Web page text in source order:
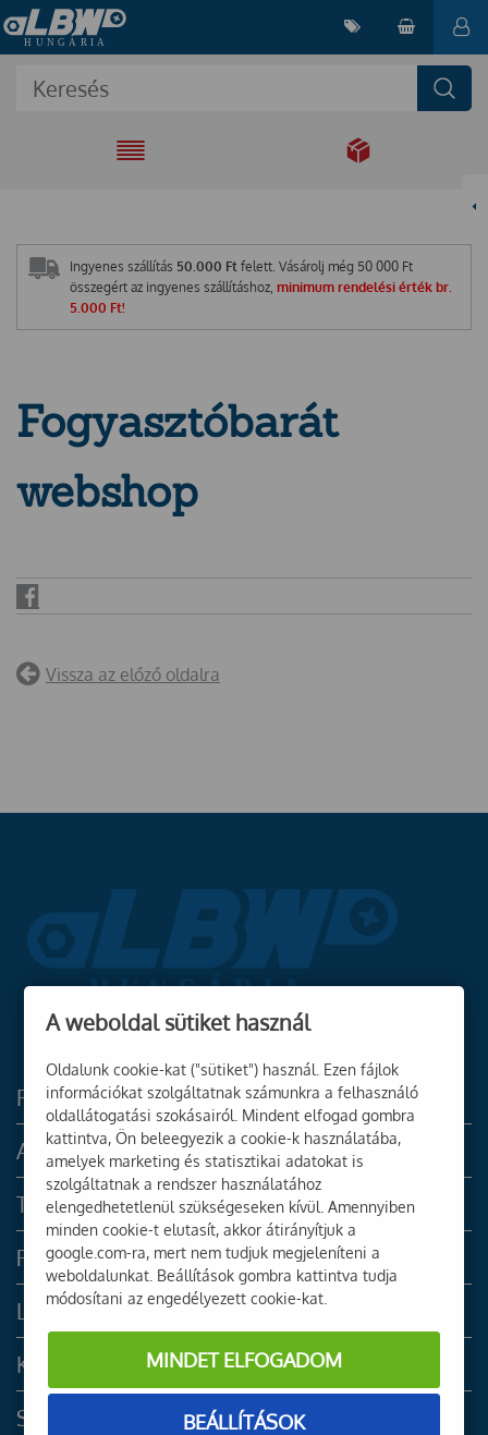
EGYÜTT A
Ingyenes szállítás 50.000 Ft felett. Vásárolj még 50 000 Ft
összegért az ingyenes szállításhoz, minimum rendelési érték br.
5.000 Ft!
Fogyasztóbarát
webshop
Vissza az előző oldalra
Főoldal
Akciók
Termékek
Rólunk
LBW Grafika
Katalógusok
Szolgáltatások
A weboldal sütiket használ
Oldalunk cookie-kat ("sütiket") használ. Ezen fájlok
információkat szolgáltatnak számunkra a felhasználó
oldallátogatási szokásairól. Mindent elfogad gombra
kattintva, Ön beleegyezik a cookie-k használatába,
amelyek marketing és statisztikai adatokat is
szolgáltatnak a rendszer használatához
elengedhetetlenül szükségeseken kívül. Amennyiben
minden cookie-t elutasít, akkor átirányítjuk a
google.com-ra, mert nem tudjuk megjeleníteni a
weboldalunkat. Beállítások gombra kattintva tudja
módosítani az engedélyezett cookie-kat.
MINDET ELFOGADOM
BEÁLLÍTÁSOK